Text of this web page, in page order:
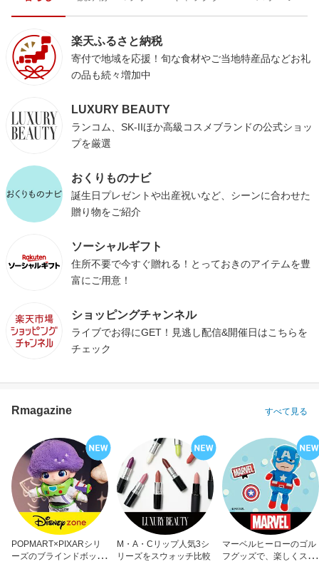
楽天ふるさと納税
寄付で地域を応援！旬な食材やご当地特産品などお礼
の品も続々増加中
LUXURY BEAUTY
ランコム、SK-IIほか高級コスメブランドの公式ショッ
プを厳選
おくりものナビ
誕生日プレゼントや出産祝いなど、シーンに合わせた
贈り物をご紹介
ソーシャルギフト
住所不要で今すぐ贈れる！とっておきのアイテムを豊
富にご用意！
ショッピングチャンネル
ライブでお得にGET！見逃し配信&開催日はこちらを
チェック
Rmagazine すべて見る
POPMART×PIXARシリ
ーズのブラインドボック
M・A・Cリップ人気3シ
リーズをスウォッチ比較
マーベルヒーローのゴル
フグッズで、楽しくスコ